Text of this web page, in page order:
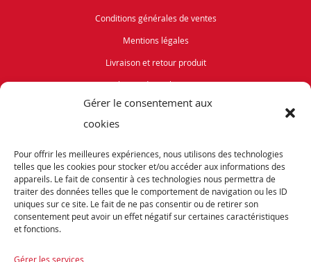
Gérer le consentement aux
cookies
Pour offrir les meilleures expériences, nous utilisons des technologies
telles que les cookies pour stocker et/ou accéder aux informations des
appareils. Le fait de consentir à ces technologies nous permettra de
traiter des données telles que le comportement de navigation ou les ID
uniques sur ce site. Le fait de ne pas consentir ou de retirer son
consentement peut avoir un effet négatif sur certaines caractéristiques
et fonctions.
Gérer les services
Conditions générales de ventes
Mentions légales
Livraison et retour produit
Politique de cookies (UE)
Occasions
ABONNEZ-VOUS
Recevez notre newsletter et tenez vous informés de nos dernières offres et